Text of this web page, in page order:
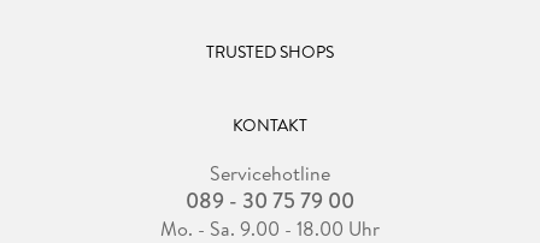
TRUSTED SHOPS
KONTAKT
Servicehotline
089 - 30 75 79 00
Mo. - Sa. 9.00 - 18.00 Uhr